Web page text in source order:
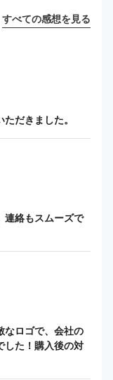
すべての感想を見る
だきました。
連絡もスムーズで
なロゴで、会社の
した！購入後の対